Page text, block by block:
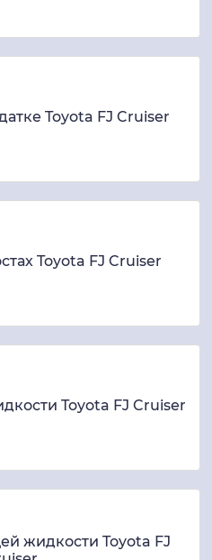
Toyota FJ Cruiser
Toyota FJ Cruiser
Toyota FJ Cruiser
жидкости Toyota FJ